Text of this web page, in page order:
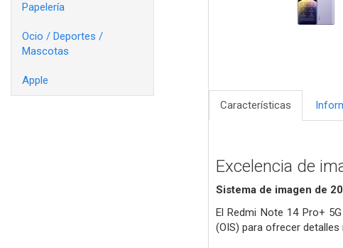
Papelería
Ocio / Deportes /
Mascotas
Apple
Características
Excelencia de
Sistema de imagen de
El Redmi Note 14 Pro+
(OIS) para ofrecer